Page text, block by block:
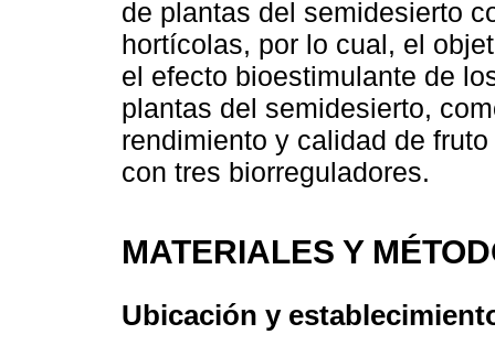
de plantas del semidesierto
hortícolas, por lo cual, el
el efecto bioestimulante de
plantas del semidesierto,
rendimiento y calidad de
con tres biorreguladores.
MATERIALES Y
Ubicación y